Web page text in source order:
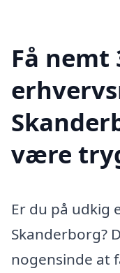
Få
være
Er du på udkig
Skanderborg?
nogensinde at